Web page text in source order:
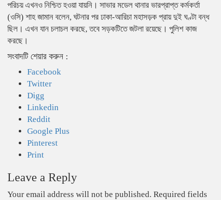
পরিচয় এখনও নিশ্চিত হওয়া যায়নি। সাভার মডেল থানার ভারপ্রাপ্ত কর্মকর্তা
(ওসি) শাহ জামান বলেন, ঘটনার পর ঢাকা-আরিচা মহাসড়ক প্রায় দুই ঘণ্টা বন্ধ
ছিল। এখন যান চলাচল করছে, তবে সড়কটিতে জটলা রয়েছে। পুলিশ কাজ
করছে।
সংবাদটি শেয়ার করুন :
Facebook
Twitter
Digg
Linkedin
Reddit
Google Plus
Pinterest
Print
Leave a Reply
Your email address will not be published. Required fields